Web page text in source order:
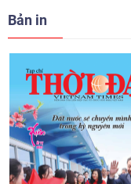
08:02 | 13/06/2026
Bản in